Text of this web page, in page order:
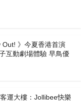
Out! 》今夏香港首演
互動劇場體驗 早鳥優
運大樓：Jollibee快樂